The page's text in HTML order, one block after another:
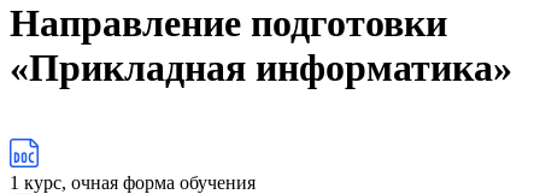
Направление подготовки
«Прикладная информатика»
1 курс, очная форма обучения